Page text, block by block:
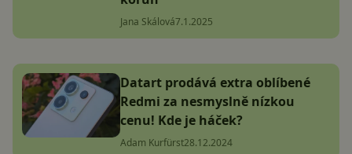
Jana Skálová7.1.2025
Datart prodává extra oblíbené
Redmi za nesmyslně nízkou
cenu! Kde je háček?
Adam Kurfürst28.12.2024